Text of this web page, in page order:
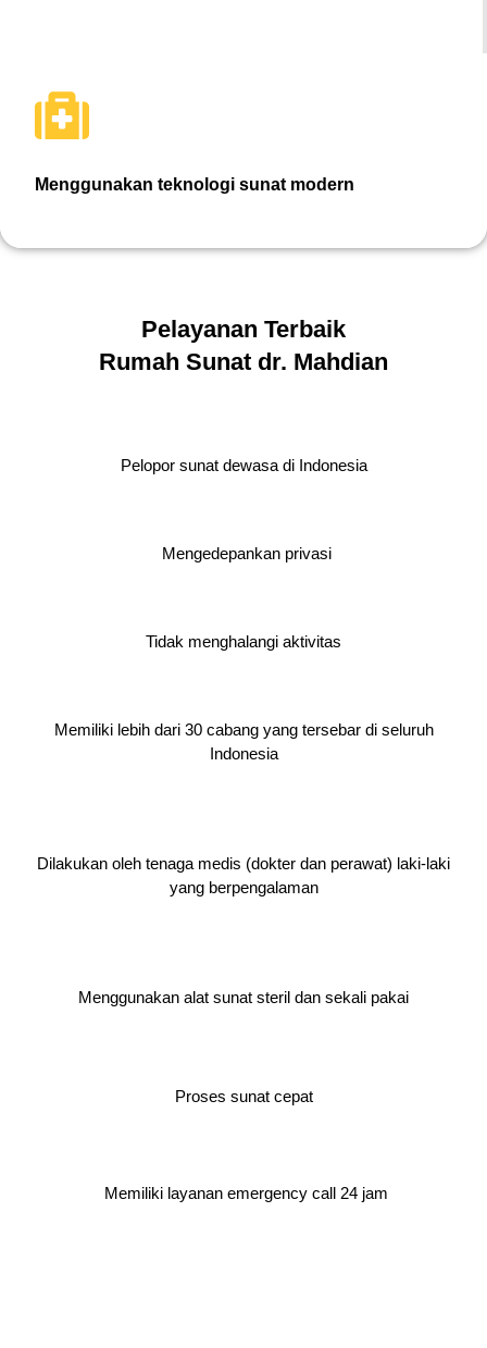
Menggunakan teknologi sunat modern
Pelayanan Terbaik
Rumah Sunat dr. Mahdian
Pelopor sunat dewasa di Indonesia
Mengedepankan privasi
Tidak menghalangi aktivitas
Memiliki lebih dari 30 cabang yang tersebar di seluruh
Indonesia
Dilakukan oleh tenaga medis (dokter dan perawat) laki-laki
yang berpengalaman
Menggunakan alat sunat steril dan sekali pakai
Proses sunat cepat
Memiliki layanan emergency call 24 jam